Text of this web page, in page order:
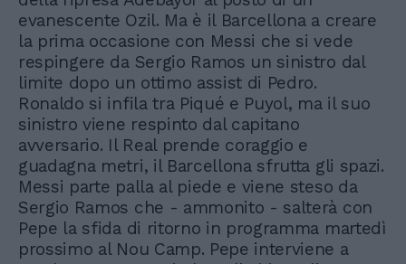
evanescente Ozil. Ma è il Barcellona a creare
la prima occasione con Messi che si vede
respingere da Sergio Ramos un sinistro dal
limite dopo un ottimo assist di Pedro.
Ronaldo si infila tra Piqué e Puyol, ma il suo
sinistro viene respinto dal capitano
avversario. Il Real prende coraggio e
guadagna metri, il Barcellona sfrutta gli spazi.
Messi parte palla al piede e viene steso da
Sergio Ramos che - ammonito - salterà con
Pepe la sfida di ritorno in programma martedì
prossimo al Nou Camp. Pepe interviene a